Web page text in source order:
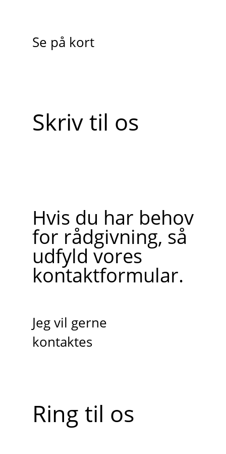
Se på kort
Skriv til os
Hvis du har behov
for rådgivning, så
udfyld vores
kontaktformular.
Jeg vil gerne
kontaktes
Ring til os